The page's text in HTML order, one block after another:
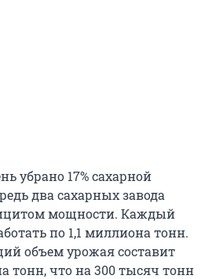
убрано 17% сахарной
два сахарных завода
мощности. Каждый
по 1,1 миллиона тонн.
объем урожая составит
тонн, что на 300 тысяч тонн